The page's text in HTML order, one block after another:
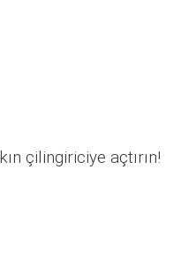
çilingiriciye açtırın!